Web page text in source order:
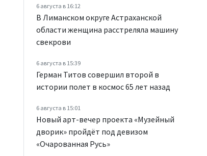
6 августа в 16:12
В Лиманском округе Астраханской
области женщина расстреляла машину
свекрови
6 августа в 15:39
Герман Титов совершил второй в
истории полет в космос 65 лет назад
6 августа в 15:01
Новый арт-вечер проекта «Музейный
дворик» пройдёт под девизом
«Очарованная Русь»